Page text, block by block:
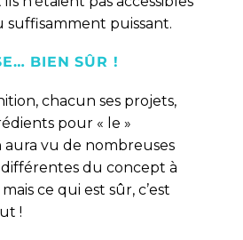
suffisamment puissant.
BIEN SÛR !
chacun ses projets,
pour « le »
aura vu de nombreuses
du concept à
ce qui est sûr, c’est
!